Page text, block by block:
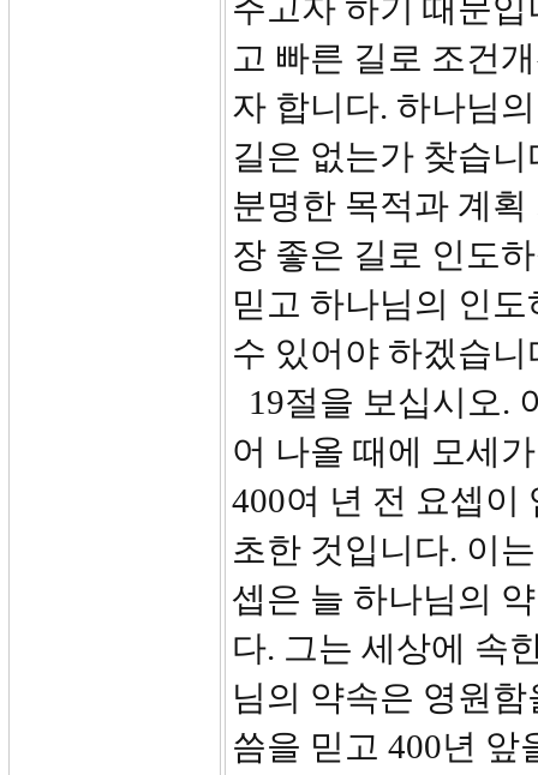
주고자 하기 때문
고 빠른 길로 조건
자 합니다. 하나님
길은 없는가 찾습
분명한 목적과 계
장 좋은 길로 인도
믿고 하나님의 인
수 있어야 하겠습니
19절을 보십시오.
어 나올 때에 모세
400여 년 전 요셉이
초한 것입니다. 이
셉은 늘 하나님의
다. 그는 세상에 속
님의 약속은 영원
씀을 믿고 400년